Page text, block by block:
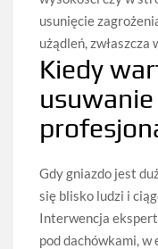
usunięcie
użądleń, zwłaszcza
Kiedy
Gdy gniazdo jest
się blisko ludzi i
Interwencja
pod dachówkami,